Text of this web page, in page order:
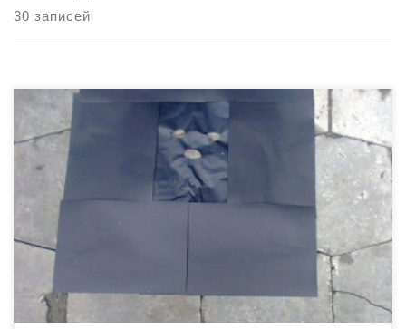
30 записей
Как обычно в таких случаях, тезисно: - Революции не
будет. Уж извините.